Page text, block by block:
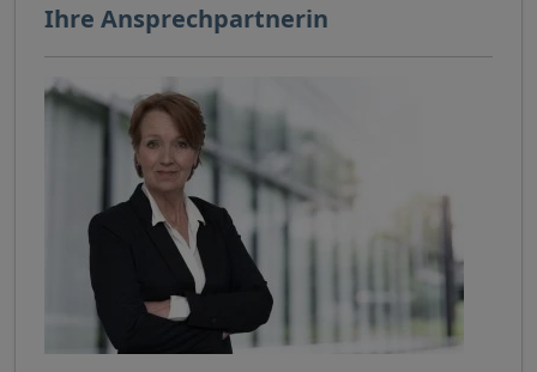
Ihre Ansprechpartnerin